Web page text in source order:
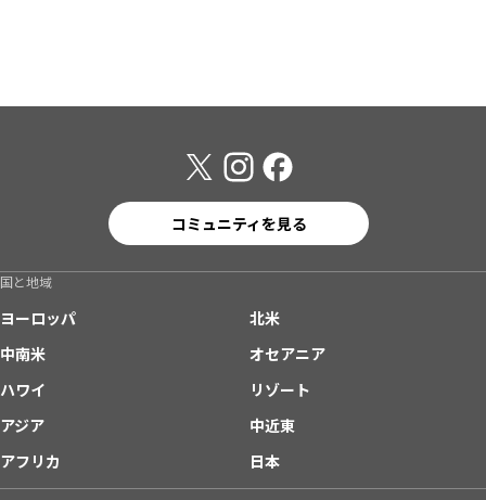
コミュニティを見る
国と地域
ヨーロッパ
北米
中南米
オセアニア
ハワイ
リゾート
アジア
中近東
アフリカ
日本